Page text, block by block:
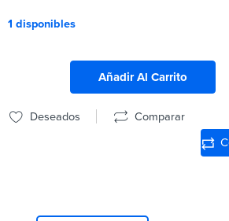
1 disponibles
Añadir Al Carrito
Deseados Comparar